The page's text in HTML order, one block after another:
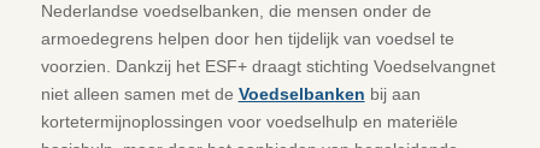
Nederlandse voedselbanken, die mensen onder de
armoedegrens helpen door hen tijdelijk van voedsel te
voorzien. Dankzij het ESF+ draagt ​​stichting Voedselvangnet
niet alleen samen met de Voedselbanken bij aan
kortetermijnoplossingen voor voedselhulp en materiële